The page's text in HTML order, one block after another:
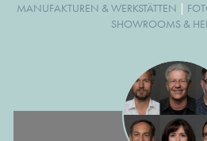
MANUFAKTUREN & WERKSTÄTTEN |
SHOWROOMS &